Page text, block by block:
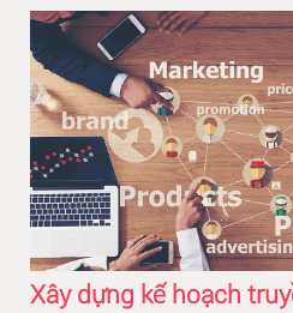
Xây dựng kế hoạch